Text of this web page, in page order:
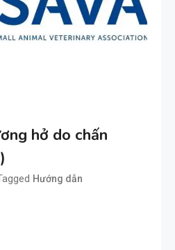
hở do chấn
Hướng dẫn